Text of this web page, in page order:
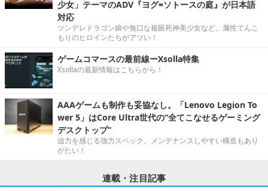
少女」テーマのADV『ヨグ=ソトースの庭』が日本語
対応
ツンデレドラゴン娘や無口な複眼死神美少女など、属性てんこ
もりのヒロインたちがアツい！
ゲームコマースの最前線ーXsolla特集
Xsollaの最新情報はこちらから！
AAAゲームも制作も妥協なし。「Lenovo Legion To
wer 5」はCore Ultra世代の“全てこなせるゲーミング
デスクトップ”
迫力を感じる強力スペック。メンテナンスしやすい構造もあり
がたい！
連載・注目記事